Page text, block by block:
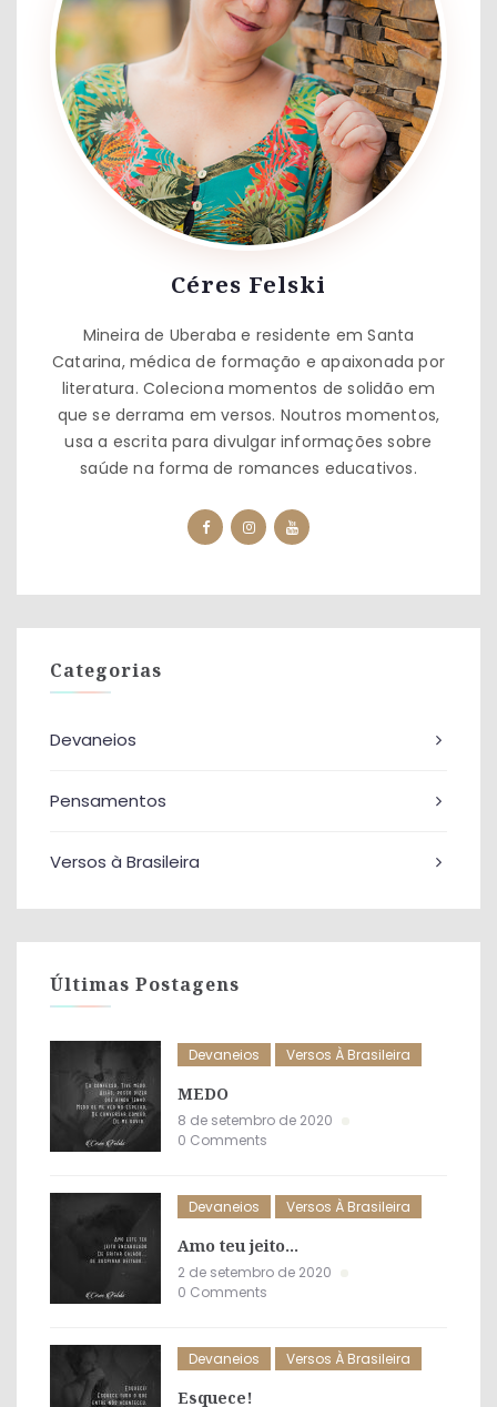
Céres Felski
Mineira de Uberaba e residente em Santa
Catarina, médica de formação e apaixonada por
literatura. Coleciona momentos de solidão em
que se derrama em versos. Noutros momentos,
usa a escrita para divulgar informações sobre
saúde na forma de romances educativos.
Categorias
Devaneios
Pensamentos
Versos à Brasileira
Últimas Postagens
Devaneios Versos À Brasileira
MEDO
8 de setembro de 2020
0 Comments
Devaneios Versos À Brasileira
Amo teu jeito…
2 de setembro de 2020
0 Comments
Devaneios Versos À Brasileira
Esquece!